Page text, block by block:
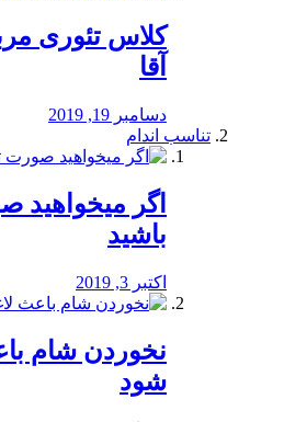
آقا
دسامبر 19, 2019
تناسب اندام
اگر میخواهید
باشید
اکتبر 3, 2019
نخوردن شام
‌شود